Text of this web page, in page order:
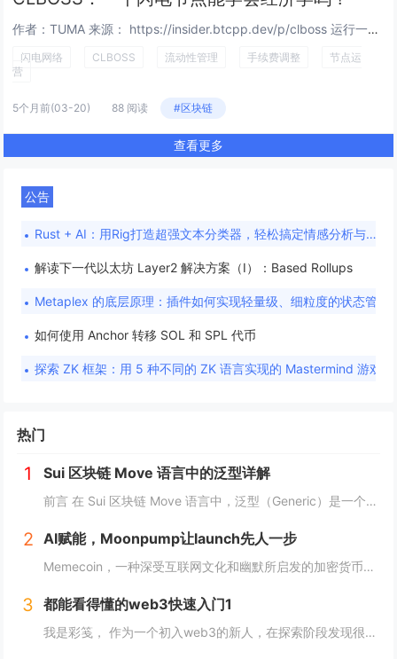
作者：TUMA 来源： https://insider.btcpp.dev/p/clboss 运行一个闪电网络节点的最大挑战之一，就是流动性管理。简单来说，这里说的 “流动性” 指的是在一条闪电通道中你可以 “推给” 你...
闪电网络 CLBOSS 流动性管理 手续费调整
节点运
营
5个月前(03-20) 88 阅读 #区块链
查看更多
公告
Rust + AI：用Rig打造超强文本分类器，轻松搞定情感分析与新闻分类！
解读下一代以太坊 Layer2 解决方案（I）：Based Rollups
Metaplex 的底层原理：插件如何实现轻量级、细粒度的状态管理
如何使用 Anchor 转移 SOL 和 SPL 代币
探索 ZK 框架：用 5 种不同的 ZK 语言实现的 Mastermind 游戏
热门
1 Sui 区块链 Move 语言中的泛型详解
前言 在 Sui 区块链 Move 语言中，泛型（Generic）是一个强大的工具，它允许开发者在编写代码时进行类型或属性的抽象替代。这种抽象极大地提高了代码的灵活性，减少了重复逻辑，并提升了代码的可扩展性。本文将深入探讨 Move 中的...
2 AI赋能，Moonpump让launch先人一步
Memecoin，一种深受互联网文化和幽默所启发的加密货币，近段时间在加密市场中掀起了"meme热“。 只需在社交网络上稍微浏览，就会发现各种meme（迷因），让整个页面变得活泼有趣。这些迷因通过嘲讽和揶揄的方式，轻松地对一些严肃话题进行调...
3 都能看得懂的web3快速入门1
我是彩笺， 作为一个初入web3的新人，在探索阶段发现很多概念、工具都需要花费一定的时间和精力，才能了解到其在web3中所代表的含义。 概念上；像是去中心化、区块链、智能合约... 工具上：钱包、私钥、跨链桥... 在看到web3相...